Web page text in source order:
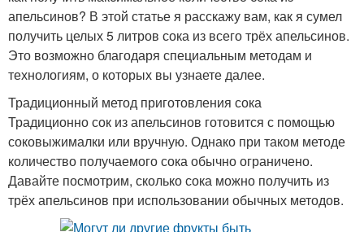
апельсинов? В этой статье я расскажу вам, как я сумел
получить целых 5 литров сока из всего трёх апельсинов.
Это возможно благодаря специальным методам и
технологиям, о которых вы узнаете далее.
Традиционный метод приготовления сока
Традиционно сок из апельсинов готовится с помощью
соковыжималки или вручную. Однако при таком методе
количество получаемого сока обычно ограничено.
Давайте посмотрим, сколько сока можно получить из
трёх апельсинов при использовании обычных методов.